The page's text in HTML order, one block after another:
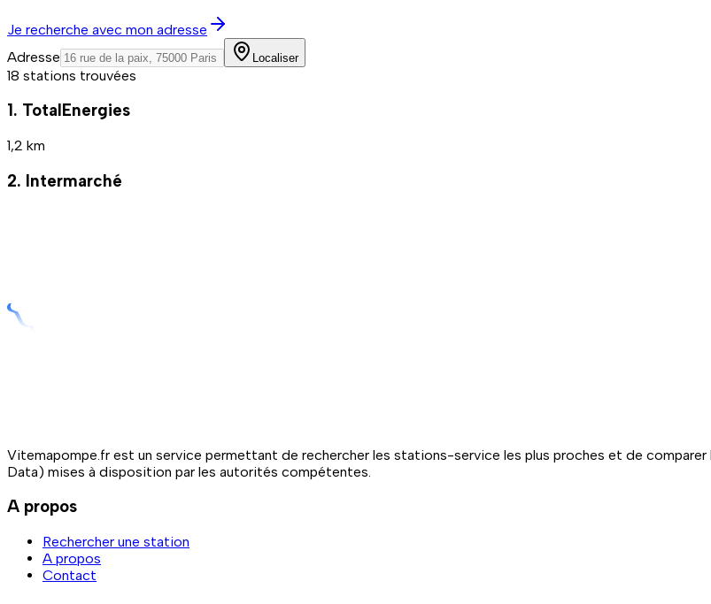
Je recherche avec mon adresse
Adresse
Localiser
18 stations trouvées
1. TotalEnergies
1,2 km
2. Intermarché
Vitemapompe.fr est un service permettant de rechercher les stations-service les plus proches et de comparer
Data) mises à disposition par les autorités compétentes.
A propos
Rechercher une station
A propos
Contact